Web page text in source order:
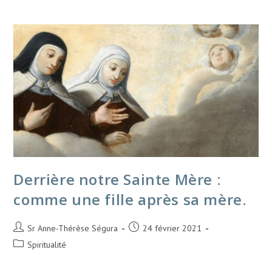
Derrière notre Sainte Mère :
comme une fille après sa mère.
Sr Anne-Thérèse Ségura
24 février 2021
Spiritualité